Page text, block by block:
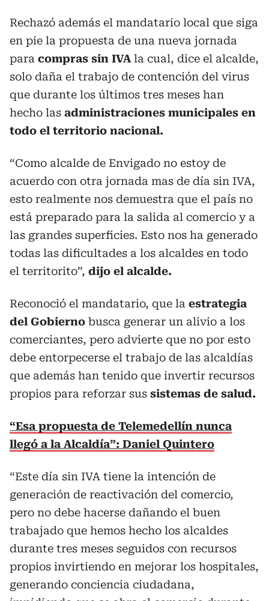
Rechazó además el mandatario local que siga
en pie la propuesta de una nueva jornada
para compras sin IVA la cual, dice el alcalde,
solo daña el trabajo de contención del virus
que durante los últimos tres meses han
hecho las administraciones municipales en
todo el territorio nacional.
“Como alcalde de Envigado no estoy de
acuerdo con otra jornada mas de día sin IVA,
esto realmente nos demuestra que el país no
está preparado para la salida al comercio y a
las grandes superficies. Esto nos ha generado
todas las dificultades a los alcaldes en todo
el territorito”, dijo el alcalde.
Reconoció el mandatario, que la estrategia
del Gobierno busca generar un alivio a los
comerciantes, pero advierte que no por esto
debe entorpecerse el trabajo de las alcaldías
que además han tenido que invertir recursos
propios para reforzar sus sistemas de salud.
“Esa propuesta de Telemedellín nunca
llegó a la Alcaldía”: Daniel Quintero
“Este día sin IVA tiene la intención de
generación de reactivación del comercio,
pero no debe hacerse dañando el buen
trabajado que hemos hecho los alcaldes
durante tres meses seguidos con recursos
propios invirtiendo en mejorar los hospitales,
generando conciencia ciudadana,